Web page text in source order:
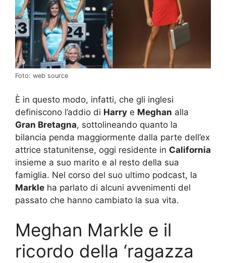
Foto: web source
È in questo modo, infatti, che gli inglesi
definiscono l’addio di Harry e Meghan alla
Gran Bretagna, sottolineando quanto la
bilancia penda maggiormente dalla parte dell’ex
attrice statunitense, oggi residente in California
insieme a suo marito e al resto della sua
famiglia. Nel corso del suo ultimo podcast, la
Markle ha parlato di alcuni avvenimenti del
passato che hanno cambiato la sua vita.
Meghan Markle e il
ricordo della ‘ragazza